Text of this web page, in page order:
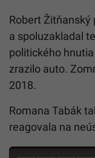
Robert Žitňanský
a spoluzakladal
politického
zrazilo auto.
2018.
Romana Tabák
reagovala na